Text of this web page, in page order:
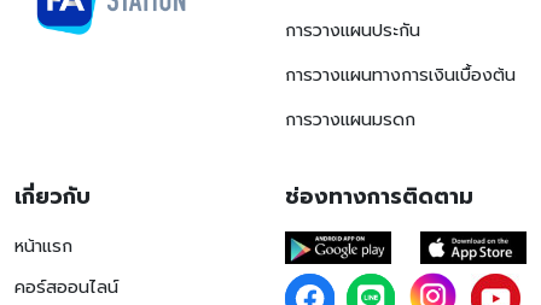
การวางแผนประกัน
การวางแผนทางการเงินเบื้องต้น
การวางแผนมรดก
เกี่ยวกับ
หน้าแรก
คอร์สออนไลน์
ช่องทางการติดตาม